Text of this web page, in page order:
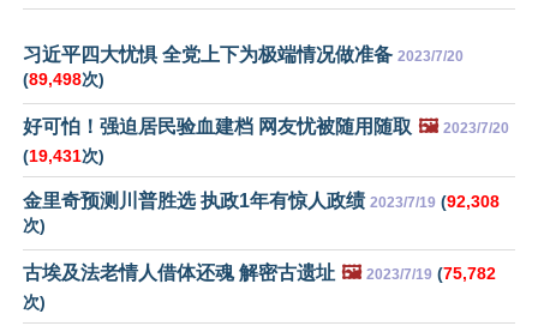
习近平四大忧惧 全党上下为极端情况做准备 2023/7/20
(89,498次)
好可怕！强迫居民验血建档 网友忧被随用随取 🖼️ 2023/7/20
(19,431次)
金里奇预测川普胜选 执政1年有惊人政绩 2023/7/19 (92,308
次)
古埃及法老情人借体还魂 解密古遗址 🖼️ 2023/7/19 (75,782
次)